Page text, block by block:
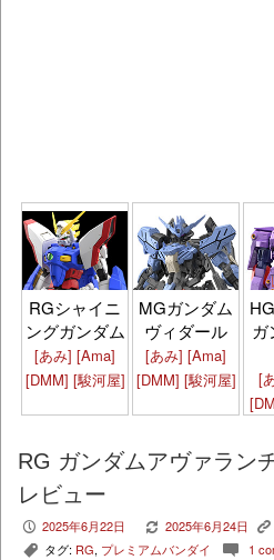
RGシャイニ
ングガンダム
[あみ] [Ama]
[DMM] [駿河屋]
MGガンダム
ヴィダール
[あみ] [Ama]
[DMM] [駿河屋] [
RG ガンダムアヴァラン
レビュー
P 2025年6月22日 V 2025年6月24日 K
, タグ: RG, プレミアムバンダイ c 1